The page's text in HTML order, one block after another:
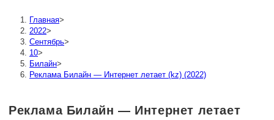
Главная>
2022>
Сентябрь>
10>
Билайн>
Реклама Билайн — Интернет летает (kz) (2022)
Реклама Билайн — Интернет летает